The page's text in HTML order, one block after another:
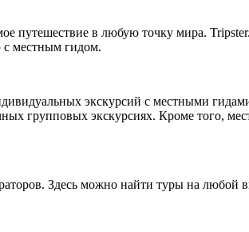
путешествие в любую точку мира.
с местным гидом.
экскурсий с местными
групповых экскурсиях. Кроме того,
Здесь можно найти туры на любой